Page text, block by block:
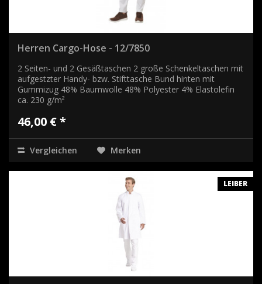
Herren Cargo-Hose - 12/7850
2 Seiten- und 2 Gesäßtaschen 2 große Schenkeltaschen mit
aufgestzter Handy- bzw. Stifttasche Bund hinten mit
Gummizug 48% Baumwolle 48% Polyester 4% Elastolefin
ca. 230 g/m²
46,00 € *
Vergleichen Merken
LEIBER